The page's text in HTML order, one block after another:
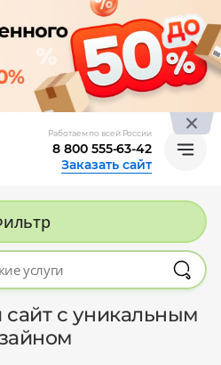
Работаем по всей России
8 800 555-63-42
Заказать сайт
сайт с уникальным